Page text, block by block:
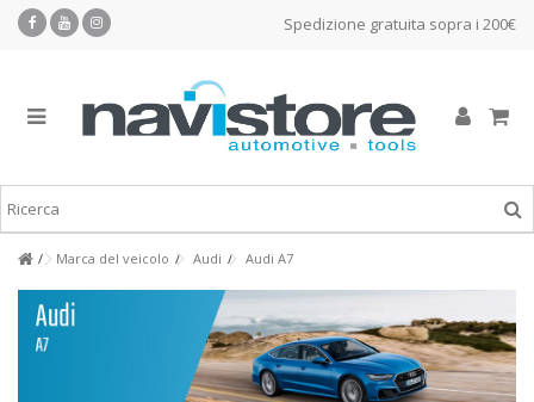
Spedizione gratuita sopra i 200€
Marca del veicolo Audi Audi A7